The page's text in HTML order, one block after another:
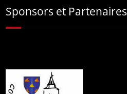
Sponsors et Partenaires